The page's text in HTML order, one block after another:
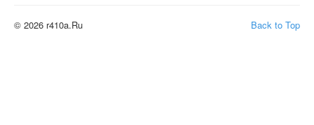
Back to Top
© 2026 r410a.Ru